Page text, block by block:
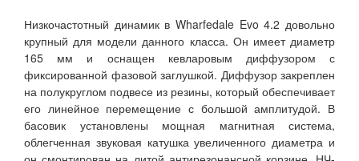
Низкочастотный динамик в Wharfedale Evo 4.2 довольно
крупный для модели данного класса. Он имеет диаметр
165 мм и оснащен кевларовым диффузором с
фиксированной фазовой заглушкой. Диффузор закреплен
на полукруглом подвесе из резины, который обеспечивает
его линейное перемещение с большой амплитудой. В
басовик установлены мощная магнитная система,
облегченная звуковая катушка увеличенного диаметра и